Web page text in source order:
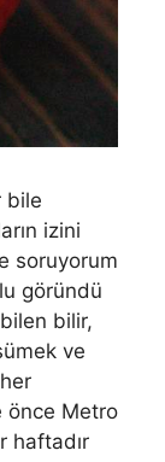
bile
izini
soruyorum
göründü
bilir,
ve
önce Metro
haftadır